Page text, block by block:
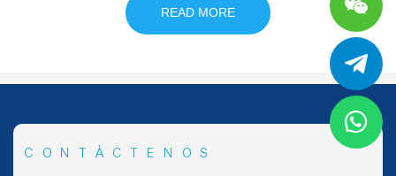
READ MORE
CONTÁCTENOS